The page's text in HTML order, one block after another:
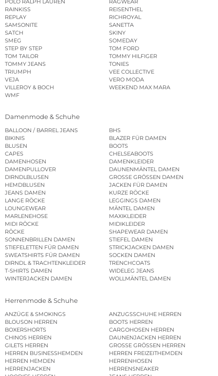
RAINKISS
REISENTHEL
REPLAY
RICHROYAL
SAMSONITE
SANETTA
SATCH
SKINY
SMEG
SOMEDAY
STEP BY STEP
TOM FORD
TOM TAILOR
TOMMY HILFIGER
TOMMY JEANS
TONIES
TRIUMPH
VEE COLLECTIVE
VEJA
VERO MODA
VILLEROY & BOCH
WEEKEND MAX MARA
WMF
Damenmode & Schuhe
BALLOON / BARREL JEANS
BHS
BIKINIS
BLAZER FÜR DAMEN
BLUSEN
BOOTS
CAPES
CHELSEABOOTS
DAMENHOSEN
DAMENKLEIDER
DAMENPULLOVER
DAUNENMÄNTEL DAMEN
DIRNDLBLUSEN
GROSSE GRÖSSEN DAMEN
HEMDBLUSEN
JACKEN FÜR DAMEN
JEANS DAMEN
KURZE RÖCKE
LANGE RÖCKE
LEGGINGS DAMEN
LOUNGEWEAR
MÄNTEL DAMEN
MARLENEHOSE
MAXIKLEIDER
MIDI RÖCKE
MIDIKLEIDER
RÖCKE
SHAPEWEAR DAMEN
SONNENBRILLEN DAMEN
STIEFEL DAMEN
STIEFELETTEN FÜR DAMEN
STRICKJACKEN DAMEN
SWEATSHIRTS FÜR DAMEN
SOCKEN DAMEN
DIRNDL & TRACHTENKLEIDER
TRENCHCOATS
T-SHIRTS DAMEN
WIDELEG JEANS
WINTERJACKEN DAMEN
WOLLMÄNTEL DAMEN
Herrenmode & Schuhe
ANZÜGE & SMOKINGS
ANZUGSSCHUHE HERREN
BLOUSON HERREN
BOOTS HERREN
BOXERSHORTS
CARGOHOSEN HERREN
CHINOS HERREN
DAUNENJACKEN HERREN
GILETS HERREN
GROSSE GRÖSSEN HERREN
HERREN BUSINESSHEMDEN
HERREN FREIZEITHEMDEN
HERREN HEMDEN
HERRENHOSEN
HERRENJACKEN
HERRENSNEAKER